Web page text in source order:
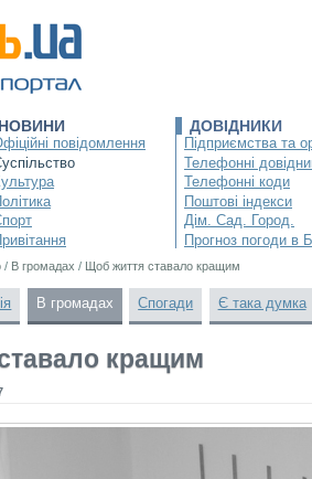
НОВИНИ
повідомлення
ДОВІДНИКИ
Підприємства та
Телефонні
Телефонні коди
Поштові індекси
Дім. Сад. Город.
Прогноз погоди в
/ В громадах / Щоб життя ставало кращим
В громадах Спогади Є така думка
кращим